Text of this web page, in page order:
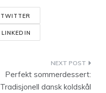
TWITTER
LINKEDIN
Perfekt sommerdessert:
Tradisjonell dansk koldskål